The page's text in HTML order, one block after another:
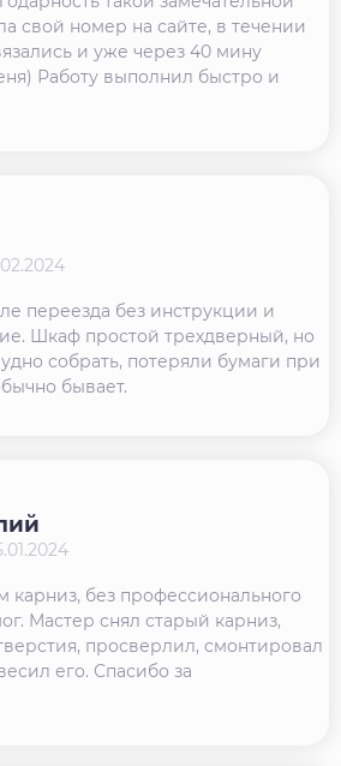
свой номер на сайте, в течении
и уже через 40 мину
Работу выполнил быстро и
переезда без инструкции и
Шкаф простой трехдверный, но
собрать, потеряли бумаги при
бывает.
карниз, без профессионального
Мастер снял старый карниз,
просверлил, смонтировал
его. Спасибо за